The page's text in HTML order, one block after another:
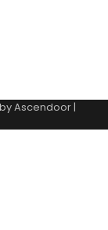
Ascendoor|